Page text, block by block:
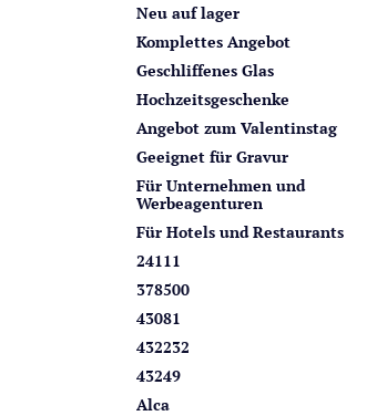
Neu auf lager
Komplettes Angebot
Geschliffenes Glas
Hochzeitsgeschenke
Angebot zum Valentinstag
Geeignet für Gravur
Für Unternehmen und
Werbeagenturen
Für Hotels und Restaurants
24111
378500
43081
432232
43249
Alca